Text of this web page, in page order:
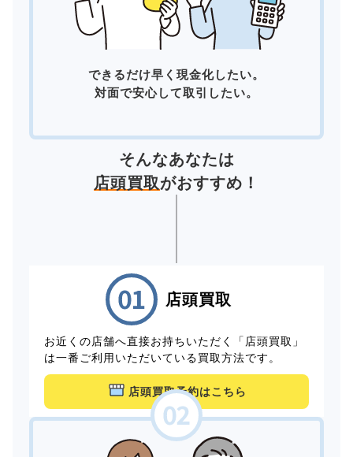
できるだけ早く現金化したい。
対面で安心して取引したい。
そんなあなたは
店頭買取がおすすめ！
店頭買取
お近くの店舗へ直接お持ちいただく「店頭買取」
は一番ご利用いただいている買取方法です。
店頭買取予約はこちら